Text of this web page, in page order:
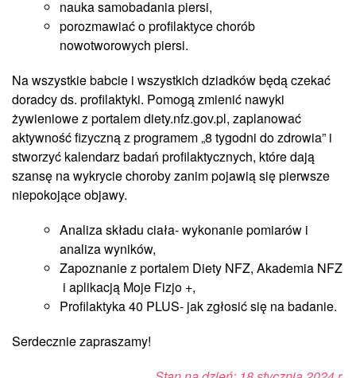
nauka samobadania piersi,
porozmawiać o profilaktyce chorób
nowotworowych piersi.
Na wszystkie babcie i wszystkich dziadków będą czekać
doradcy ds. profilaktyki. Pomogą zmienić nawyki
żywieniowe z portalem diety.nfz.gov.pl, zaplanować
aktywność fizyczną z programem „8 tygodni do zdrowia” i
stworzyć kalendarz badań profilaktycznych, które dają
szansę na wykrycie choroby zanim pojawią się pierwsze
niepokojące objawy.
Analiza składu ciała- wykonanie pomiarów i
analiza wyników,
Zapoznanie z portalem Diety NFZ, Akademia NFZ
i aplikacją Moje Fizjo +,
Profilaktyka 40 PLUS- jak zgłosić się na badanie.
Serdecznie zapraszamy!